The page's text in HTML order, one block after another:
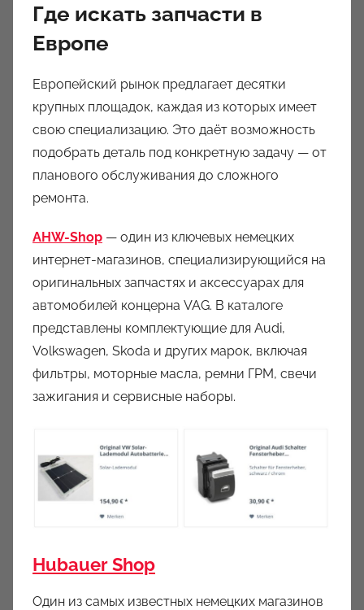
Где искать запчасти в
Европе
Европейский рынок предлагает десятки
крупных площадок, каждая из которых имеет
свою специализацию. Это даёт возможность
подобрать деталь под конкретную задачу — от
планового обслуживания до сложного
ремонта.
AHW-Shop — один из ключевых немецких
интернет-магазинов, специализирующийся на
оригинальных запчастях и аксессуарах для
автомобилей концерна VAG. В каталоге
представлены комплектующие для Audi,
Volkswagen, Skoda и других марок, включая
фильтры, моторные масла, ремни ГРМ, свечи
зажигания и сервисные наборы.
Hubauer Shop
Один из самых известных немецких магазинов